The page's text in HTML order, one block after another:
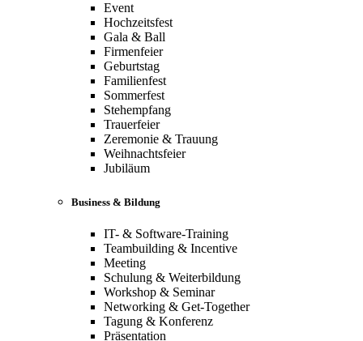
Event
Hochzeitsfest
Gala & Ball
Firmenfeier
Geburtstag
Familienfest
Sommerfest
Stehempfang
Trauerfeier
Zeremonie & Trauung
Weihnachtsfeier
Jubiläum
Business & Bildung
IT- & Software-Training
Teambuilding & Incentive
Meeting
Schulung & Weiterbildung
Workshop & Seminar
Networking & Get-Together
Tagung & Konferenz
Präsentation